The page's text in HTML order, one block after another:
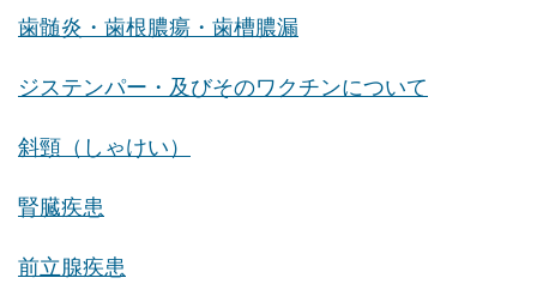
歯髄炎・歯根膿瘍・歯槽膿漏
ジステンパー・及びそのワクチンについて
斜頸（しゃけい）
腎臓疾患
前立腺疾患